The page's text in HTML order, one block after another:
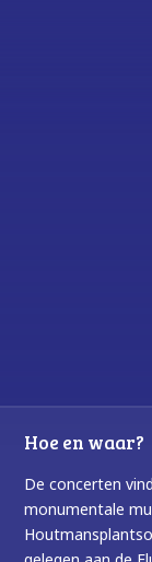
Hoe en waar?
De concerten
monumentale